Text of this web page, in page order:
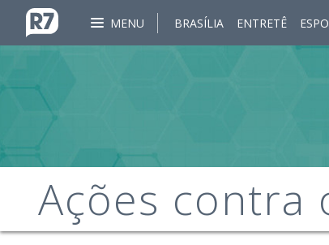
MENU BRASÍLIA ENTRETÊ
Ações contra